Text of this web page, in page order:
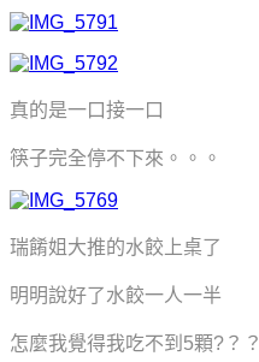
真的是一口接一口
筷子完全停不下來。。。
瑞餚姐大推的水餃上桌了
明明說好了水餃一人一半
怎麼我覺得我吃不到5顆?？？